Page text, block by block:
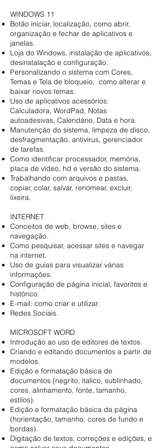
WINDOWS 11
Botão iniciar, localização, como abrir,
organização e fechar de aplicativos e
janelas.
Loja do Windows, instalação de aplicativos,
desinstalação e configuração.
Personalizando o sistema com Cores,
Temas e Tela de bloqueio, como alterar e
baixar novos temas.
Uso de aplicativos acessórios:
Calculadora, WordPad, Notas
autoadesivas, Calendário, Data e hora.
Manutenção do sistema, limpeza de disco,
desfragmentação, antivirus, gerenciador
de tarefas.
Como identificar processador, memória,
placa de vídeo, hd e versão do sistema.
Trabalhando com arquivos e pastas,
copiar, colar, salvar, renomear, excluir,
lixeira.
INTERNET
Conceitos de web, browse, sites e
navegação.
Como pesquisar, acessar sites e navegar
na internet.
Uso de guias para visualizar várias
informações.
Configuração de página inicial, favoritos e
histórico.
E-mail: como criar e utilizar.
Redes Sociais.
MICROSOFT WORD
Introdução ao uso de editores de textos.
Criando e editando documentos a partir de
modelos.
Edição e formatação básica de
documentos (negrito, italico, sublinhado,
cores, alinhamento, fonte, tamanho,
estilos).
Edição e formatação básica da página
(horientação, tamanho, cores de fundo e
bordas).
Digitação de textos, correções e edições, e